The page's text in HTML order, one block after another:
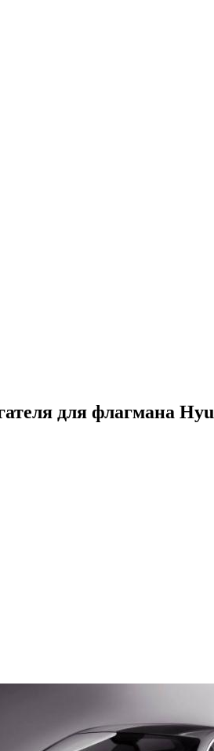
для флагмана